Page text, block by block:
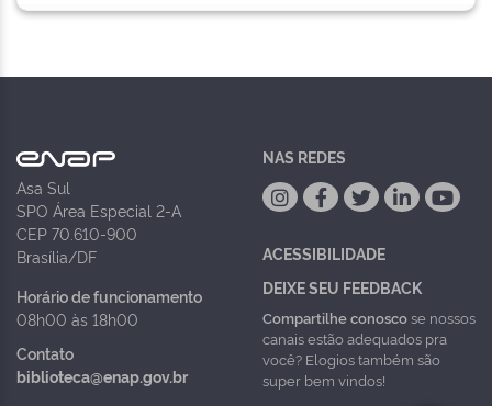
Asa Sul
SPO Área Especial 2-A
CEP 70.610-900
Brasília/DF
Horário de funcionamento
08h00 às 18h00
Contato
biblioteca@enap.gov.br
NAS REDES
ACESSIBILIDADE
DEIXE SEU FEEDBACK
Compartilhe conoscose nossos
canais estão adequados pra
você? Elogios também são
super bem vindos!